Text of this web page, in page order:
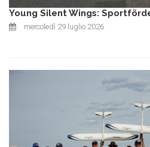
Young Silent Wings:
mercoledì 29 luglio 2026